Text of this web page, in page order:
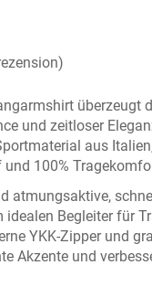
überzeugt
und zeitloser
aus Italien
100%
atmungsaktive,
idealen Begleiter für
YKK-Zipperund
Akzente und